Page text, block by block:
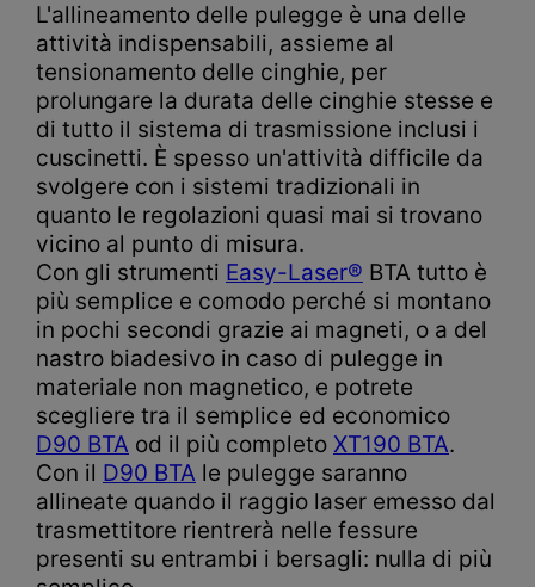
L'allineamento delle pulegge è una delle
attività indispensabili, assieme al
tensionamento delle cinghie, per
prolungare la durata delle cinghie stesse e
di tutto il sistema di trasmissione inclusi i
cuscinetti. È spesso un'attività difficile da
svolgere con i sistemi tradizionali in
quanto le regolazioni quasi mai si trovano
vicino al punto di misura.
Con gli strumenti Easy-Laser® BTA tutto è
più semplice e comodo perché si montano
in pochi secondi grazie ai magneti, o a del
nastro biadesivo in caso di pulegge in
materiale non magnetico, e potrete
scegliere tra il semplice ed economico
D90 BTA od il più completo XT190 BTA.
Con il D90 BTA le pulegge saranno
allineate quando il raggio laser emesso dal
trasmettitore rientrerà nelle fessure
presenti su entrambi i bersagli: nulla di più